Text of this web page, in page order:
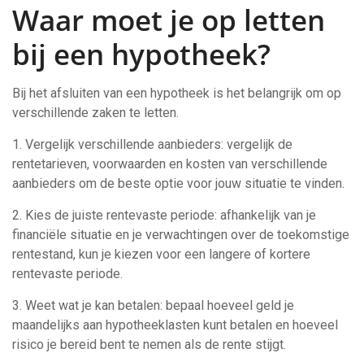
Waar moet je op letten
bij een hypotheek?
Bij het afsluiten van een hypotheek is het belangrijk om op
verschillende zaken te letten.
1. Vergelijk verschillende aanbieders: vergelijk de
rentetarieven, voorwaarden en kosten van verschillende
aanbieders om de beste optie voor jouw situatie te vinden.
2. Kies de juiste rentevaste periode: afhankelijk van je
financiële situatie en je verwachtingen over de toekomstige
rentestand, kun je kiezen voor een langere of kortere
rentevaste periode.
3. Weet wat je kan betalen: bepaal hoeveel geld je
maandelijks aan hypotheeklasten kunt betalen en hoeveel
risico je bereid bent te nemen als de rente stijgt.